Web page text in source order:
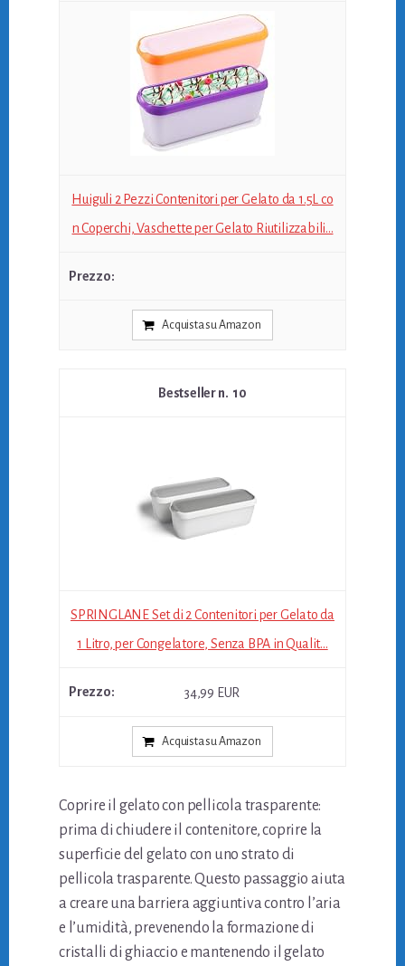
Huiguli 2 Pezzi Contenitori per Gelato da 1.5L co
n Coperchi, Vaschette per Gelato Riutilizzabili...
Acquista su Amazon
10
SPRINGLANE Set di 2 Contenitori per Gelato da
1 Litro, per Congelatore, Senza BPA in Qualit...
34,99 EUR
Acquista su Amazon
Coprire il gelato con pellicola trasparente:
prima di chiudere il contenitore, coprire la
superficie del gelato con uno strato di
pellicola trasparente. Questo passaggio aiuta
a creare una barriera aggiuntiva contro l’aria
e l’umidità, prevenendo la formazione di
cristalli di ghiaccio e mantenendo il gelato